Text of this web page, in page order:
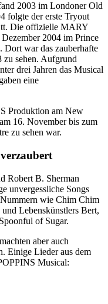
2003 im Londoner Old
folgte der erste Tryout
Die offizielle MARY
2004 im Prince
Dort war das zauberhafte
zu sehen. Aufgrund
drei Jahren das Musical
eine
Produktion am New
16. November bis zum
zu sehen war.
Robert B. Sherman
unvergessliche Songs
wie Chim Chim
Lebenskünstlers Bert,
of Sugar.
aber auch
Einige Lieder aus dem
Musical: